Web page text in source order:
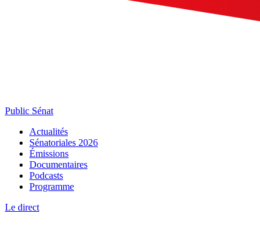
Public Sénat
Actualités
Sénatoriales 2026
Émissions
Documentaires
Podcasts
Programme
Le direct